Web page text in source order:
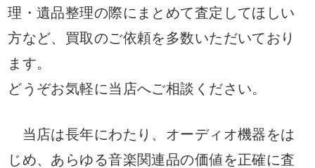
理・遺品整理の際にまとめて査定してほしい
方など、買取のご依頼を多数いただいており
ます。
どうぞお気軽に当店へご相談ください。
当店は長年にわたり、オーディオ機器をは
じめ、あらゆる音楽関連品の価値を正確に査